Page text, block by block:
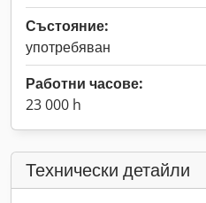
Състояние:
употребяван
Работни часове:
23 000 h
Технически детайли